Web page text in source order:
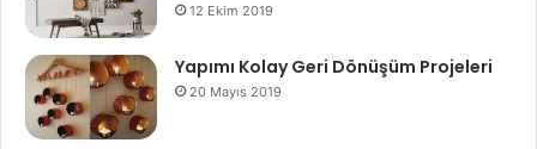
12 Ekim 2019
Yapımı Kolay Geri Dönüşüm Projeleri
20 Mayıs 2019